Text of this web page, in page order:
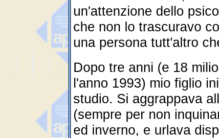
un'attenzione dello
che non lo trascuravo
una persona tutt'altro
Dopo tre anni (e 18
l'anno 1993) mio figlio
studio. Si aggrappava
(sempre per non
ed inverno, e urlava